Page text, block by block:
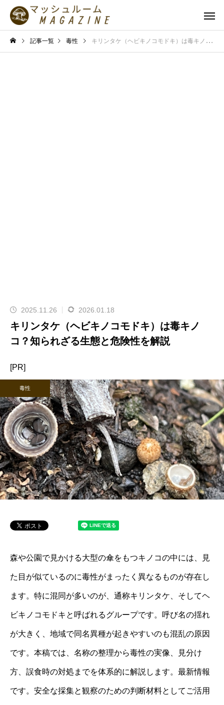
記事一覧 毒性 キリンタケ（ヘビキノコモドキ）は毒キノコ？知られざる生態と危険性を解説
2025.11.26 2026.01.18
キリンタケ（ヘビキノコモドキ）は毒キノ
コ？知られざる生態と危険性を解説
[PR]
毒性
森や公園で見かける大型の傘をもつキノコの中には、見
た目が似ているのに毒性がまったく異なるものが存在し
ます。特に混同が多いのが、通称キリンタケ、そしてヘ
ビキノコモドキと呼ばれるグループです。呼び名の揺れ
が大きく、地域で同名異種が起きやすいのも混乱の原因
です。本稿では、名称の整理から毒性の実像、見分け
方、誤食時の対処までを体系的に解説します。最新情報
です。安全な採集と観察のための判断材料としてご活用